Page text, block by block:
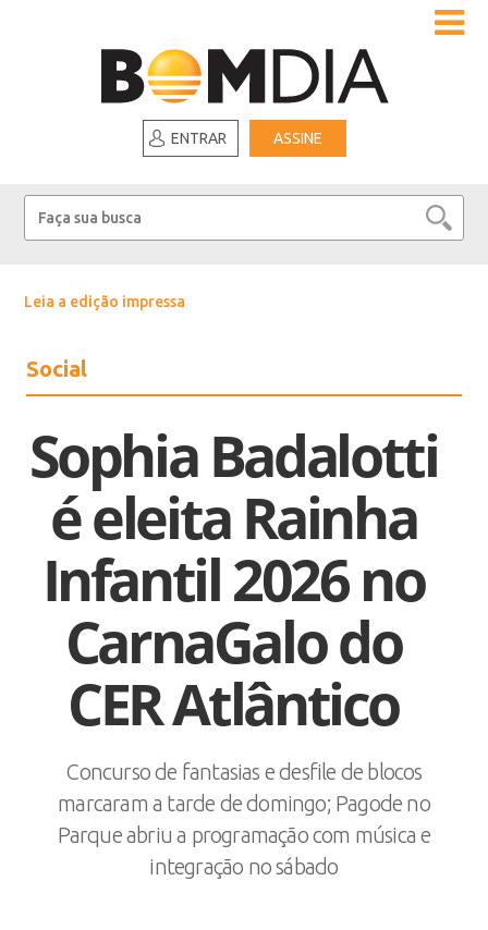
ENTRAR ASSINE
Leia a edição impressa
Social
Sophia Badalotti
é eleita Rainha
Infantil 2026 no
CarnaGalo do
CER Atlântico
Concurso de fantasias e desfile de blocos
marcaram a tarde de domingo; Pagode no
Parque abriu a programação com música e
integração no sábado